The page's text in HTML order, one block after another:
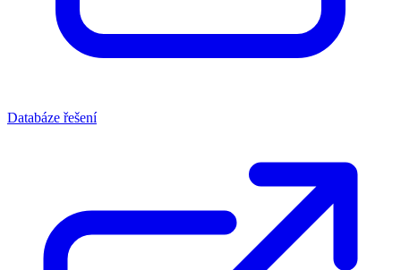
Databáze řešení